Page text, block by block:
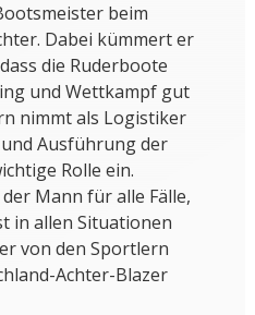
beim
Dabei kümmert er
die Ruderboote
und Wettkampf gut
nimmt als Logistiker
Ausführung der
Rolle ein.
Mann für alle Fälle,
in allen Situationen
von den Sportlern
Achter-Blazer